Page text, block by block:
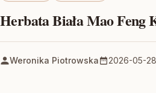
Herbata Biała Mao Feng
Weronika Piotrowska 2026-05-28